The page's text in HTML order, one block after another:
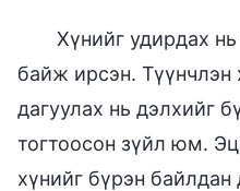
Хүнийг удирдах
байж ирсэн. Түүнчлэн
дагуулах нь дэлхийг
тогтоосон зүйл юм.
хүнийг бүрэн байлдан